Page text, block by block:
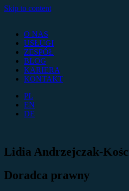
Skip to content
O NAS
USŁUGI
ZESPÓŁ
BLOG
KARIERA
KONTAKT
PL
EN
DE
Lidia Andrzejczak-
Doradca prawny